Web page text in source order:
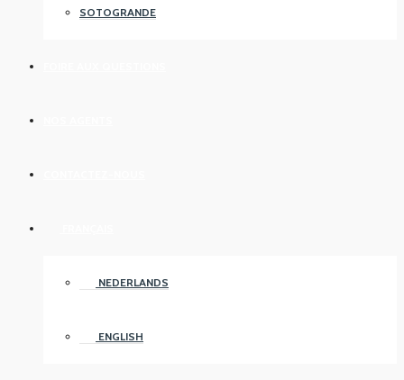
SOTOGRANDE
NEDERLANDS
ENGLISH